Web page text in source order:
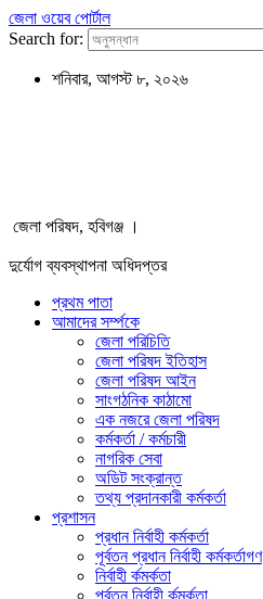
জেলা ওয়েব পোর্টাল
Search for:
শনিবার, আগস্ট ৮, ২০২৬
জেলা পরিষদ, হবিগঞ্জ ।
দুর্যোগ ব্যবস্থাপনা অধিদপ্তর
প্রথম পাতা
আমাদের সর্ম্পকে
জেলা পরিচিতি
জেলা পরিষদ ইতিহাস
জেলা পরিষদ আইন
সাংগঠনিক কাঠামো
এক নজরে জেলা পরিষদ
কর্মকর্তা / কর্মচারী
নাগরিক সেবা
অডিট সংক্রান্ত
তথ্য প্রদানকারী কর্মকর্তা
প্রশাসন
প্রধান নির্বাহী কর্মকর্তা
পূর্বতন প্রধান নির্বাহী কর্মকর্তাগণ
নির্বাহী র্কমর্কতা
পূর্বতন নির্বাহী র্কমর্কতা